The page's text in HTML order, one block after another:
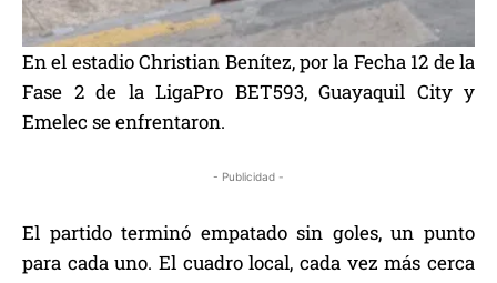
En el estadio Christian Benítez, por la Fecha 12 de la
Fase 2 de la LigaPro BET593, Guayaquil City y
Emelec se enfrentaron.
- Publicidad -
El partido terminó empatado sin goles, un punto
para cada uno. El cuadro local, cada vez más cerca